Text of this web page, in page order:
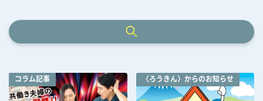
コラム記事 〈ろうきん〉からのお知らせ